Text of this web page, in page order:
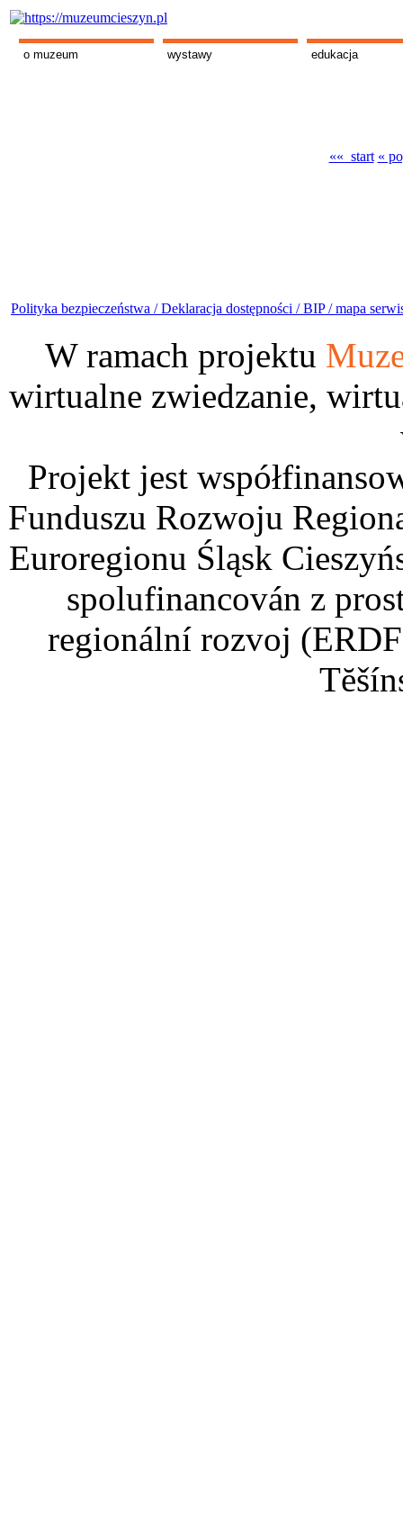
o muzeum wystawy edukacja
«« start «
Polityka bezpieczeństwa /Deklaracja dostępności /BIP /mapa
W ramach projektu
wirtualne zwiedzanie,
Projekt jest
Funduszu Rozwoju
Euroregionu Śląsk
spolufinancován z
regionální rozvoj